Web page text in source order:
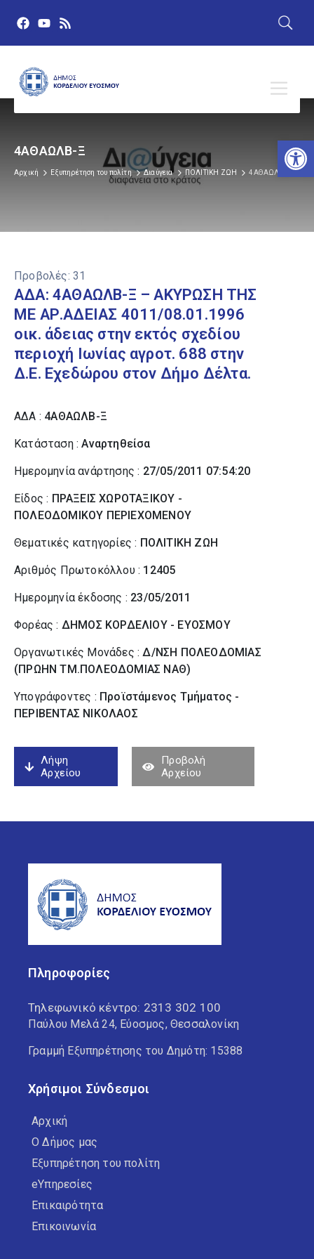
4ΑΘΑΩΛΒ-Ξ
Αρχική Εξυπηρέτηση του πολίτη Διαύγεια ΠΟΛΙΤΙΚΗ ΖΩΗ 4ΑΘΑΩΛΒ-Ξ
Προβολές: 31
ΑΔΑ: 4ΑΘΑΩΛΒ-Ξ – ΑΚΥΡΩΣΗ ΤΗΣ
ΜΕ ΑΡ.ΑΔΕΙΑΣ 4011/08.01.1996
οικ. άδειας στην εκτός σχεδίου
περιοχή Ιωνίας αγροτ. 688 στην
Δ.Ε. Εχεδώρου στον Δήμο Δέλτα.
ΑΔΑ : 4ΑΘΑΩΛΒ-Ξ
Κατάσταση :Αναρτηθείσα
Ημερομηνία ανάρτησης : 27/05/2011 07:54:20
Είδος : ΠΡΑΞΕΙΣ ΧΩΡΟΤΑΞΙΚΟΥ -
ΠΟΛΕΟΔΟΜΙΚΟΥ ΠΕΡΙΕΧΟΜΕΝΟΥ
Θεματικές κατηγορίες : ΠΟΛΙΤΙΚΗ ΖΩΗ
Αριθμός Πρωτοκόλλου : 12405
Ημερομηνία έκδοσης : 23/05/2011
Φορέας : ΔΗΜΟΣ ΚΟΡΔΕΛΙΟΥ - ΕΥΟΣΜΟΥ
Οργανωτικές Μονάδες :Δ/ΝΣΗ ΠΟΛΕΟΔΟΜΙΑΣ
(ΠΡΩΗΝ ΤΜ.ΠΟΛΕΟΔΟΜΙΑΣ ΝΑΘ)
Υπογράφοντες : Προϊστάμενος Τμήματος -
ΠΕΡΙΒΕΝΤΑΣ ΝΙΚΟΛΑΟΣ
Λήψη
Αρχείου
Προβολή
Αρχείου
Πληροφορίες
Τηλεφωνικό κέντρο: 2313 302 100
Παύλου Μελά 24, Εύοσμος, Θεσσαλονίκη
Γραμμή Εξυπηρέτησης του Δημότη: 15388
Χρήσιμοι Σύνδεσμοι
Αρχική
Ο Δήμος μας
Εξυπηρέτηση του πολίτη
eΥπηρεσίες
Επικαιρότητα
Επικοινωνία